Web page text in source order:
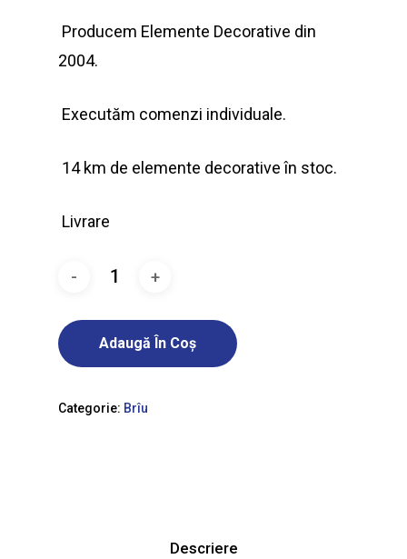
Producem Elemente Decorative din
2004.
Executăm comenzi individuale.
14 km de elemente decorative în stoc.
Livrare
Adaugă În Coș
Categorie: Brîu
Descriere